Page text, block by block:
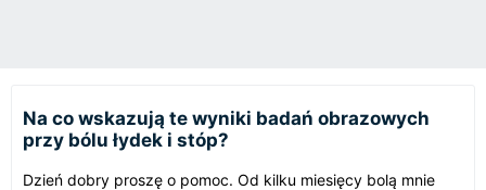
Na co wskazują te wyniki badań obrazowych
przy bólu łydek i stóp?
Dzień dobry proszę o pomoc. Od kilku miesięcy bolą mnie